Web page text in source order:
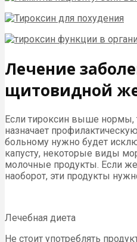
Лечение
щитовидной
Если тироксин выше нормы,
назначает
больному нужно будет
капусту, некоторые виды
молочные продукты. Если
наоборот, эти продукты
Лечебная диета
Не стоит употреблять